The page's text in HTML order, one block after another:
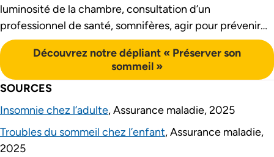
luminosité de la chambre, consultation d’un
professionnel de santé, somnifères, agir pour prévenir…
Découvrez notre dépliant « Préserver son
sommeil »
SOURCES
Insomnie chez l’adulte, Assurance maladie, 2025
Troubles du sommeil chez l’enfant, Assurance maladie,
2025